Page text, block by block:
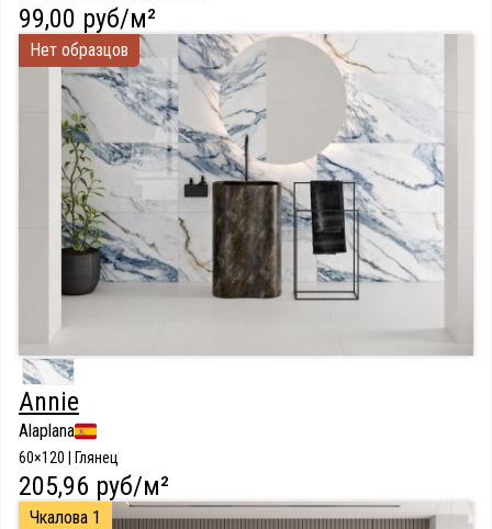
99,00 руб/м²
Нет образцов
Annie
Alaplana
60×120 | Глянец
205,96 руб/м²
Чкалова 1